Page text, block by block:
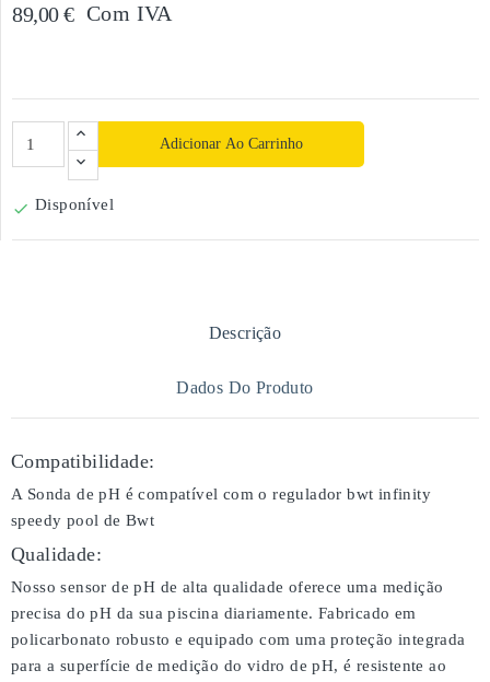
89,00 € Com IVA
Adicionar Ao Carrinho
 Disponível
Descrição
Dados Do Produto
Compatibilidade:
A Sonda de pH é compatível com o regulador bwt infinity
speedy pool de Bwt
Qualidade:
Nosso sensor de pH de alta qualidade oferece uma medição
precisa do pH da sua piscina diariamente. Fabricado em
policarbonato robusto e equipado com uma proteção integrada
para a superfície de medição do vidro de pH, é resistente ao